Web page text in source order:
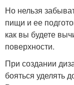
Но нельзя
пищи и ее
как вы будете
поверхности.
При создании
бояться уделять